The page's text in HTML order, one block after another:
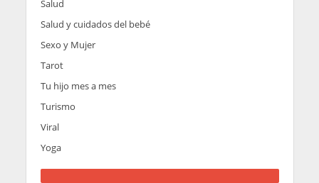
Salud
Salud y cuidados del bebé
Sexo y Mujer
Tarot
Tu hijo mes a mes
Turismo
Viral
Yoga